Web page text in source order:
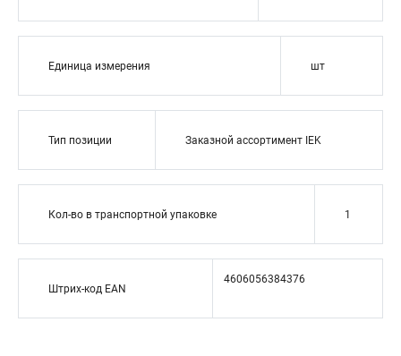
Единица измерения шт
Тип позиции Заказной ассортимент IEK
Кол-во в транспортной упаковке 1
Штрих-код EAN
4606056384376